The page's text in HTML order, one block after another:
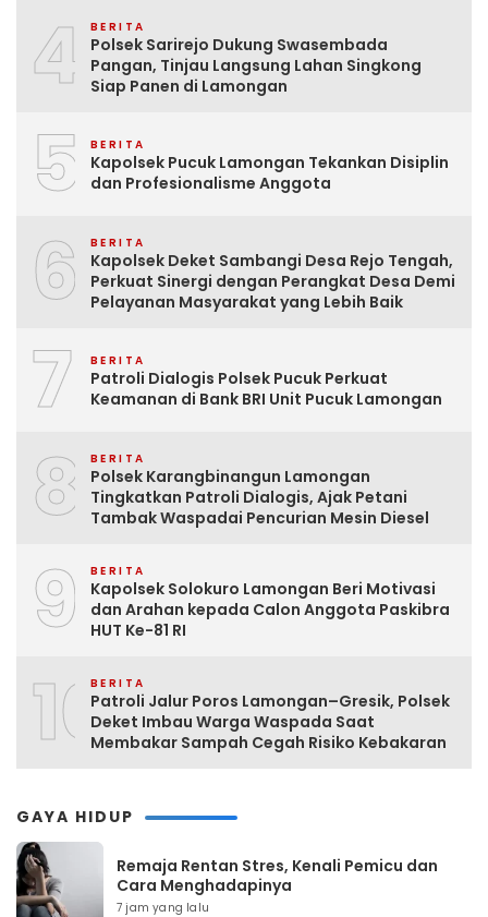
4 BERITA
Polsek Sarirejo Dukung Swasembada
Pangan, Tinjau Langsung Lahan Singkong
Siap Panen di Lamongan
5 BERITA
Kapolsek Pucuk Lamongan Tekankan Disiplin
dan Profesionalisme Anggota
6 BERITA
Kapolsek Deket Sambangi Desa Rejo Tengah,
Perkuat Sinergi dengan Perangkat Desa Demi
Pelayanan Masyarakat yang Lebih Baik
7 BERITA
Patroli Dialogis Polsek Pucuk Perkuat
Keamanan di Bank BRI Unit Pucuk Lamongan
8 BERITA
Polsek Karangbinangun Lamongan
Tingkatkan Patroli Dialogis, Ajak Petani
Tambak Waspadai Pencurian Mesin Diesel
9 BERITA
Kapolsek Solokuro Lamongan Beri Motivasi
dan Arahan kepada Calon Anggota Paskibra
HUT Ke-81 RI
10BERITA
Patroli Jalur Poros Lamongan–Gresik, Polsek
Deket Imbau Warga Waspada Saat
Membakar Sampah Cegah Risiko Kebakaran
GAYA HIDUP
Remaja Rentan Stres, Kenali Pemicu dan
Cara Menghadapinya
7 jam yang lalu